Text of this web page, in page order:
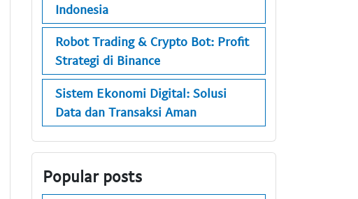
Indonesia
Robot Trading & Crypto Bot: Profit
Strategi di Binance
Sistem Ekonomi Digital: Solusi
Data dan Transaksi Aman
Popular posts